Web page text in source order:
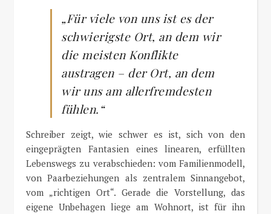
„Für viele von uns ist es der
schwierigste Ort, an dem wir
die meisten Konflikte
austragen – der Ort, an dem
wir uns am allerfremdesten
fühlen.“
Schreiber zeigt, wie schwer es ist, sich von den
eingeprägten Fantasien eines linearen, erfüllten
Lebenswegs zu verabschieden: vom Familienmodell,
von Paarbeziehungen als zentralem Sinnangebot,
vom „richtigen Ort“. Gerade die Vorstellung, das
eigene Unbehagen liege am Wohnort, ist für ihn